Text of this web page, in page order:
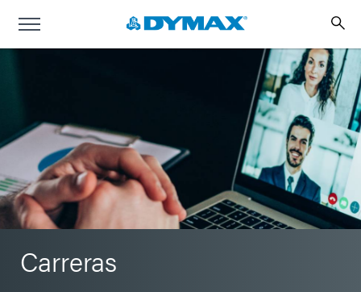
Carreras